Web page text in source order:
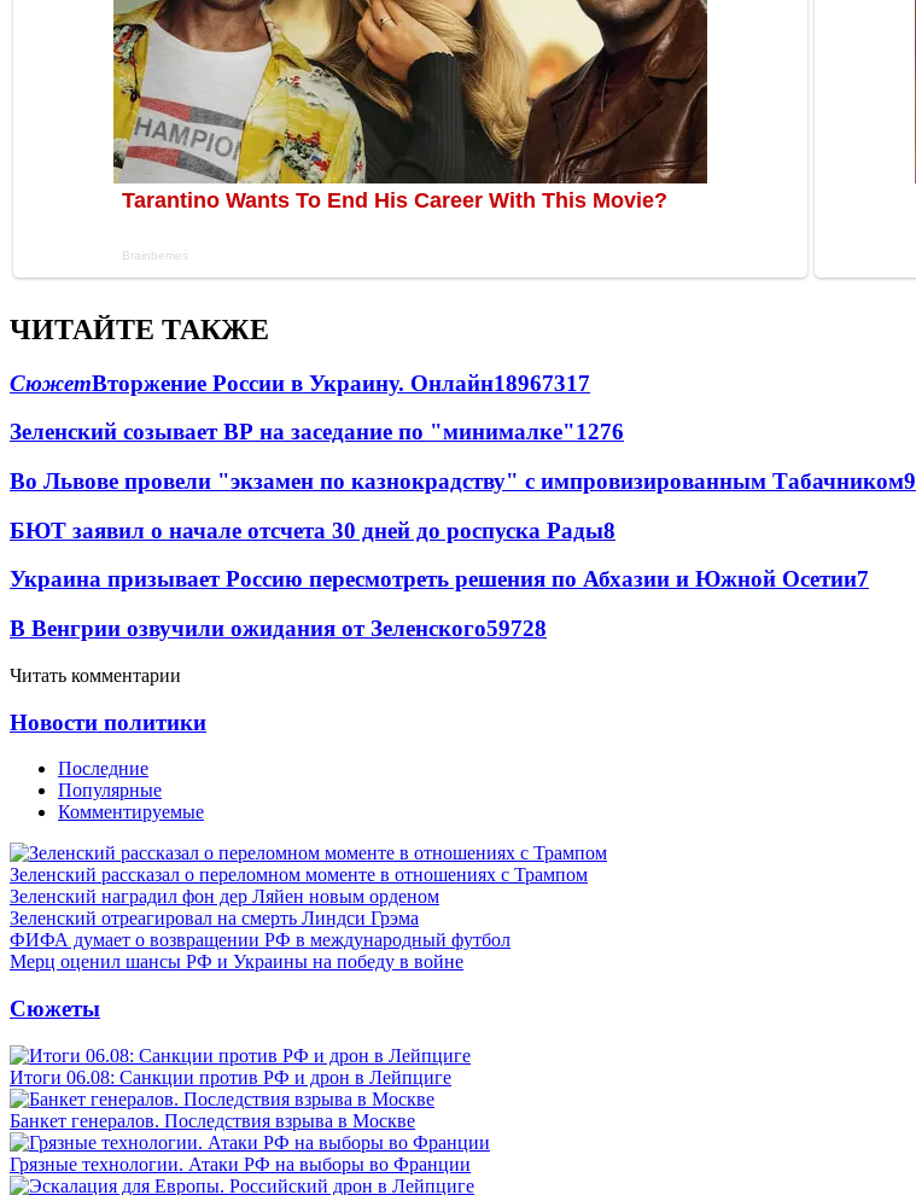
ЧИТАЙТЕ ТАКЖЕ
СюжетВторжение России в Украину. Онлайн18967317
Зеленский созывает ВР на заседание по "минималке"1276
Во Львове провели "экзамен по казнокрадству" с импровизированным Табачником9
БЮТ заявил о начале отсчета 30 дней до роспуска Рады8
Украина призывает Россию пересмотреть решения по Абхазии и Южной Осетии7
В Венгрии озвучили ожидания от Зеленского59728
Читать комментарии
Новости политики
Последние
Популярные
Комментируемые
Зеленский рассказал о переломном моменте в отношениях с Трампом
Зеленский наградил фон дер Ляйен новым орденом
Зеленский отреагировал на смерть Линдси Грэма
ФИФА думает о возвращении РФ в международный футбол
Мерц оценил шансы РФ и Украины на победу в войне
Сюжеты
Итоги 06.08: Санкции против РФ и дрон в Лейпциге
Банкет генералов. Последствия взрыва в Москве
Грязные технологии. Атаки РФ на выборы во Франции